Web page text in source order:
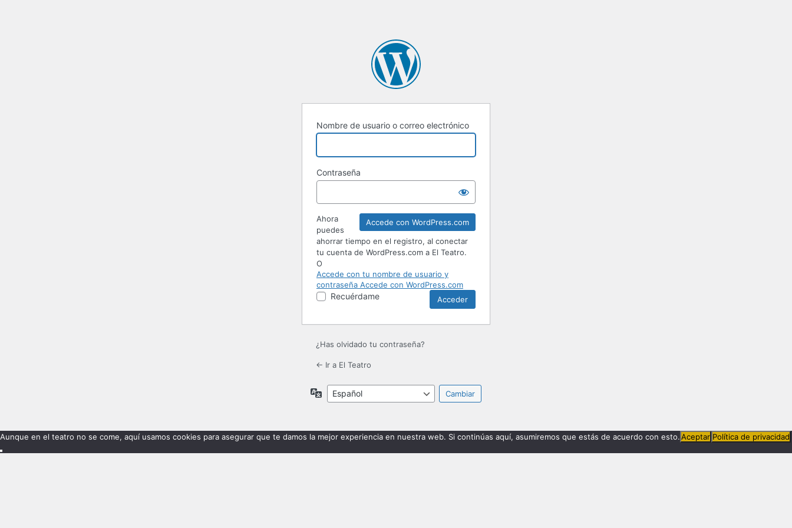
Nombre de usuario o correo electrónico
Contraseña
Accede con WordPress.com
Ahora
puedes
ahorrar tiempo en el registro, al conectar
tu cuenta de WordPress.com a El Teatro.
O
Accede con tu nombre de usuario y
contraseña Accede con WordPress.com
Recuérdame
¿Has olvidado tu contraseña?
← Ir a El Teatro
Idioma
Aunque en el teatro no se come, aquí usamos cookies para asegurar que te damos la mejor experiencia en nuestra web. Si continúas aquí, asumiremos que estás de acuerdo con esto.Aceptar Política de privacidad